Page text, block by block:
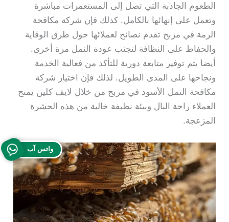
الطعوم الجاذبة التي تصل إلى المستعمرات مباشرة
وتعمل على إنهائها بالكامل. كذلك فإن شركة مكافحة
الرمة في مربح تقدم نصائح لعملائها حول طرق الوقاية
والحفاظ على النظافة لتجنب عودة النمل مرة أخرى.
أيضا يتم توفير متابعة دورية للتأكد من فعالية الخدمة
ونجاحها على المدى الطويل. لذلك فإن اختيار شركة
مكافحة النمل الأسود في مربح من خلال لايف كلين يمنح
العملاء راحة البال وبيئة نظيفة خالية من هذه الحشرة
المزعجة.
واتس آب